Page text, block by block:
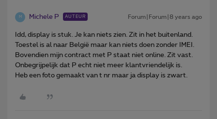
M Michele P AUTEUR Forum|Forum|8 years ago
Idd, display is stuk. Je kan niets zien. Zit in het buitenland.
Toestel is al naar België maar kan niets doen zonder IMEI.
Bovendien mijn contract met P staat niet online. Zit vast.
Onbegrijpelijk dat P echt niet meer klantvriendelijk is.
Heb een foto gemaakt van t nr maar ja display is zwart.